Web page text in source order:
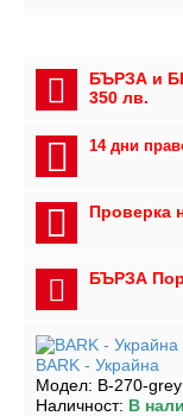
БЪРЗА и
350 лв.
14 дни
Проверка
БЪРЗА
BARK - Украйна
Модел: B-270-grey
Наличност: В